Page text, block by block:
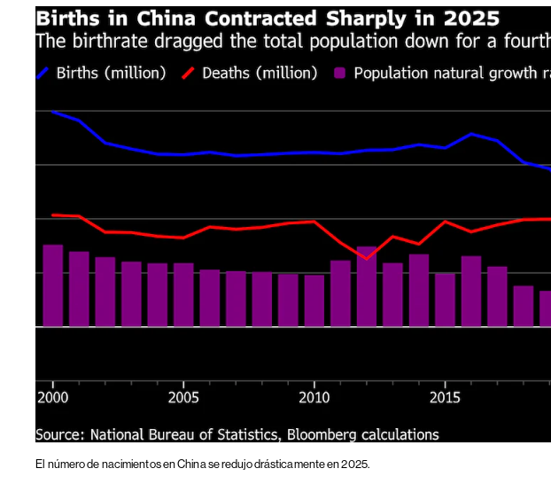
El número de nacimientos en China se redujo drásticamente en 2025.